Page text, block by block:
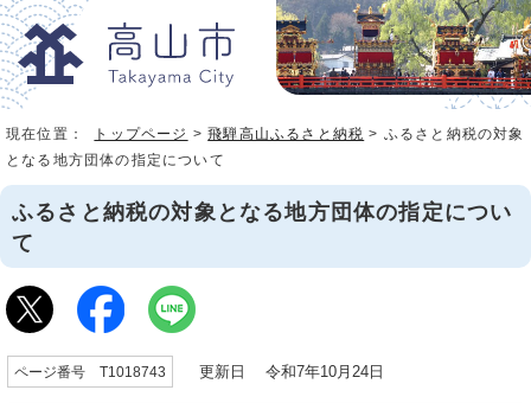
現在位置： トップページ >飛騨高山ふるさと納税 > ふるさと納税の対象
となる地方団体の指定について
ふるさと納税の対象となる地方団体の指定につい
て
ページ番号 T1018743 更新日 令和7年10月24日